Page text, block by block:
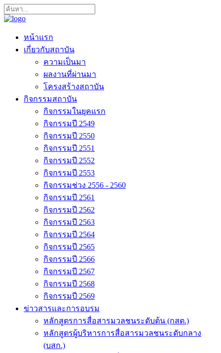
หน้าแรก
เกี่ยวกับสถาบัน
ความเป็นมา
ผลงานที่ผ่านมา
โครงสร้างสถาบัน
กิจกรรมสถาบัน
กิจกรรมในยุคแรก
กิจกรรมปี 2549
กิจกรรมปี 2550
กิจกรรมปี 2551
กิจกรรมปี 2552
กิจกรรมปี 2553
กิจกรรมช่วง 2556 - 2560
กิจกรรมปี 2561
กิจกรรมปี 2562
กิจกรรมปี 2563
กิจกรรมปี 2564
กิจกรรมปี 2565
กิจกรรมปี 2566
กิจกรรมปี 2567
กิจกรรมปี 2568
กิจกรรมปี 2569
ข่าวสารและการอบรม
หลักสูตรการสื่อสารมวลชนระดับต้น (กสต.)
หลักสูตรผู้บริหารการสื่อสารมวลชนระดับกลาง
(บสก.)